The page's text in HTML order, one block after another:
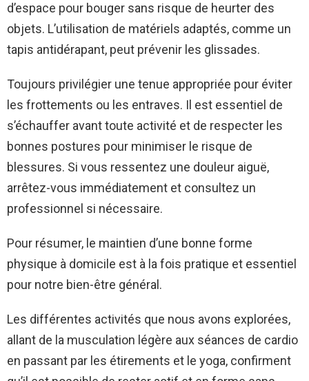
d’espace pour bouger sans risque de heurter des
objets. L’utilisation de matériels adaptés, comme un
tapis antidérapant, peut prévenir les glissades.
Toujours privilégier une tenue appropriée pour éviter
les frottements ou les entraves. Il est essentiel de
s’échauffer avant toute activité et de respecter les
bonnes postures pour minimiser le risque de
blessures. Si vous ressentez une douleur aiguë,
arrêtez-vous immédiatement et consultez un
professionnel si nécessaire.
Pour résumer, le maintien d’une bonne forme
physique à domicile est à la fois pratique et essentiel
pour notre bien-être général.
Les différentes activités que nous avons explorées,
allant de la musculation légère aux séances de cardio
en passant par les étirements et le yoga, confirment